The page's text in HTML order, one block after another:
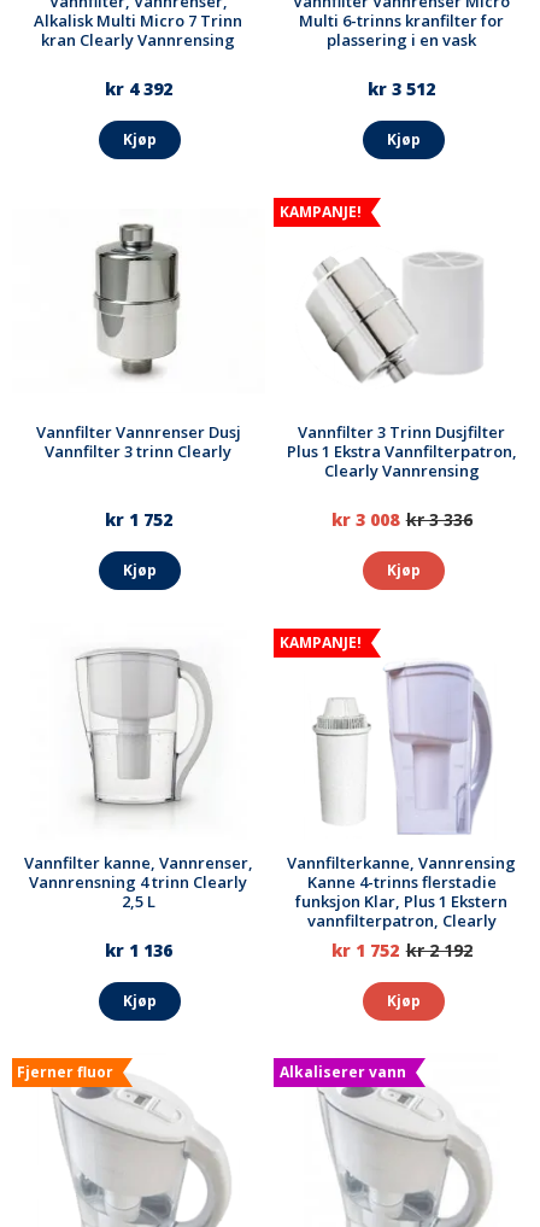
Alkalisk Multi Micro 7 Trinn
kran Clearly Vannrensing
kr 4 392
Kjøp
Multi 6-trinns kranfilter for
plassering i en vask
kr 3 512
Kjøp
Vannfilter Vannrenser Dusj
Vannfilter 3 trinn Clearly
kr 1 752
Kjøp
KAMPANJE!
Vannfilter 3 Trinn Dusjfilter
Plus 1 Ekstra Vannfilterpatron,
Clearly Vannrensing
kr 3 008 kr 3 336
Kjøp
Vannfilter kanne, Vannrenser,
Vannrensning 4 trinn Clearly
2,5 L
kr 1 136
Kjøp
KAMPANJE!
Vannfilterkanne, Vannrensing
Kanne 4-trinns flerstadie
funksjon Klar, Plus 1 Ekstern
vannfilterpatron, Clearly
kr 1 752 kr 2 192
Kjøp
Fjerner fluor Alkaliserer vann